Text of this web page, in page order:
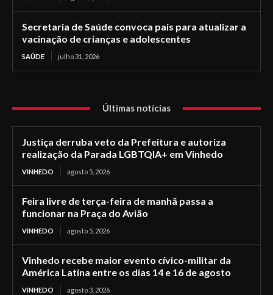
Secretaria de Saúde convoca pais para atualizar a
vacinação de crianças e adolescentes
SAÚDE julho 31, 2026
Últimas notícias
Justiça derruba veto da Prefeitura e autoriza
realização da Parada LGBTQIA+ em Vinhedo
VINHEDO agosto 5, 2026
Feira livre de terça-feira de manhã passa a
funcionar na Praça do Avião
VINHEDO agosto 5, 2026
Vinhedo recebe maior evento cívico-militar da
América Latina entre os dias 14 e 16 de agosto
VINHEDO agosto 3, 2026